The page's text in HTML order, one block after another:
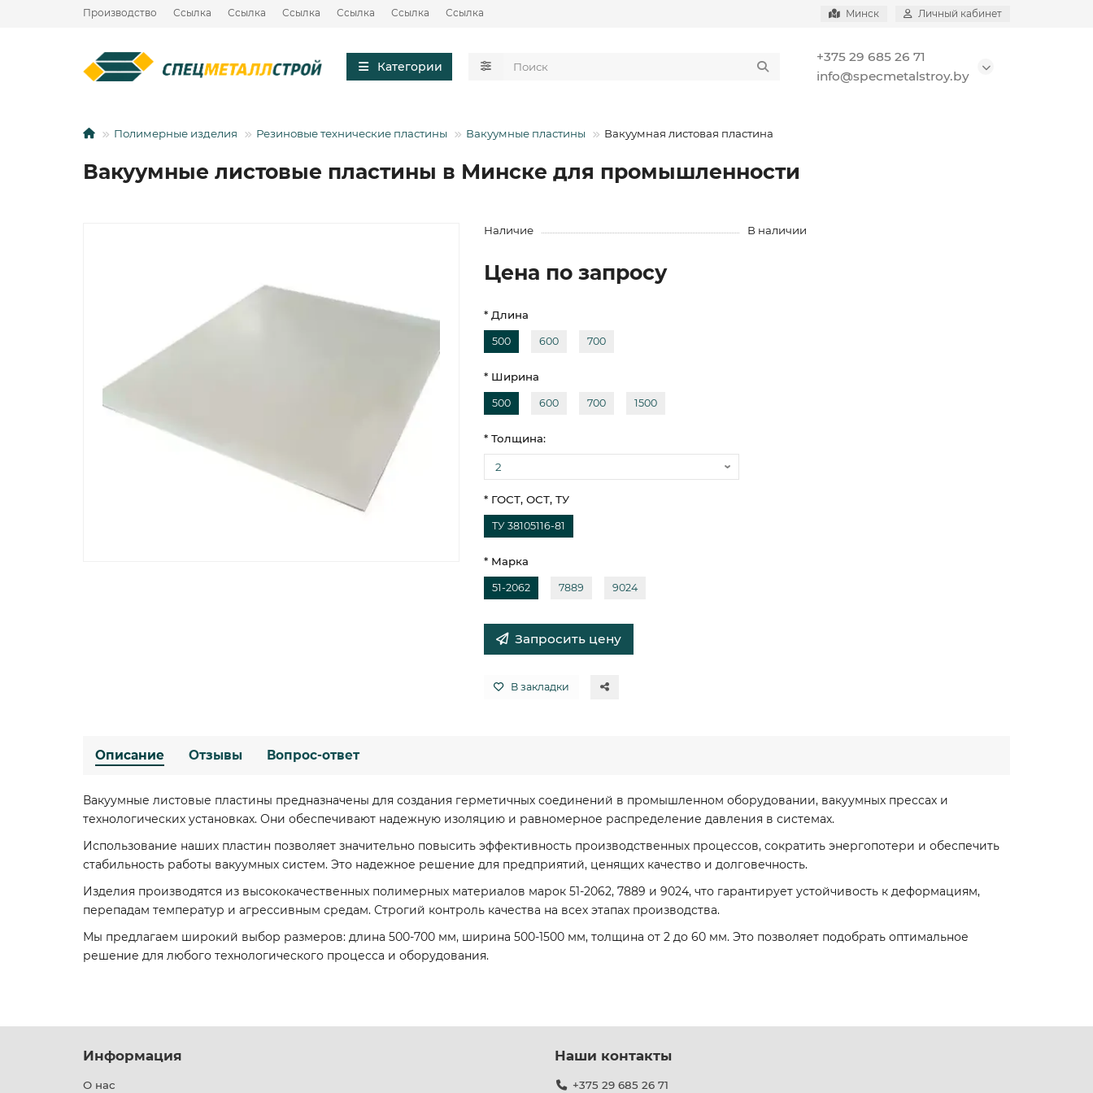
Производство Ссылка Ссылка Ссылка Ссылка Ссылка Ссылка Минск Личный кабинет
Категории
+375 29 685 26 71
info@specmetalstroy.by
Полимерные изделия Резиновые технические пластины Вакуумные пластины Вакуумная листовая пластина
Вакуумные листовые пластины в Минске для промышленности
Наличие В наличии
Цена по запросу
* Длина
500 600 700
* Ширина
500 600 700 1500
* Толщина:
* ГОСТ, ОСТ, ТУ
ТУ 38105116-81
* Марка
51-2062 7889 9024
Запросить цену
В закладки
Описание Отзывы Вопрос-ответ
Вакуумные листовые пластины предназначены для создания герметичных соединений в промышленном оборудовании, вакуумных прессах и
технологических установках. Они обеспечивают надежную изоляцию и равномерное распределение давления в системах.
Использование наших пластин позволяет значительно повысить эффективность производственных процессов, сократить энергопотери и обеспечить
стабильность работы вакуумных систем. Это надежное решение для предприятий, ценящих качество и долговечность.
Изделия производятся из высококачественных полимерных материалов марок 51-2062, 7889 и 9024, что гарантирует устойчивость к деформациям,
перепадам температур и агрессивным средам. Строгий контроль качества на всех этапах производства.
Мы предлагаем широкий выбор размеров: длина 500-700 мм, ширина 500-1500 мм, толщина от 2 до 60 мм. Это позволяет подобрать оптимальное
решение для любого технологического процесса и оборудования.
Информация
О нас
Наши контакты
+375 29 685 26 71